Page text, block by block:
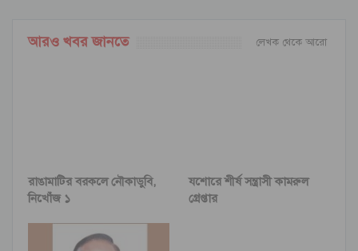
আরও খবর জানতে লেখক থেকে আরো
রাঙামাটির বরকলে নৌকাডুবি,
নিখোঁজ ১
যশোরে শীর্ষ সন্ত্রাসী কামরুল
গ্রেপ্তার